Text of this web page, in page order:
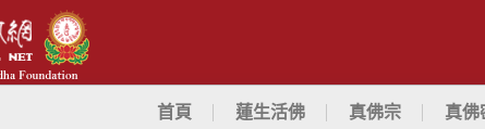
首頁 蓮生活佛 真佛宗 真佛